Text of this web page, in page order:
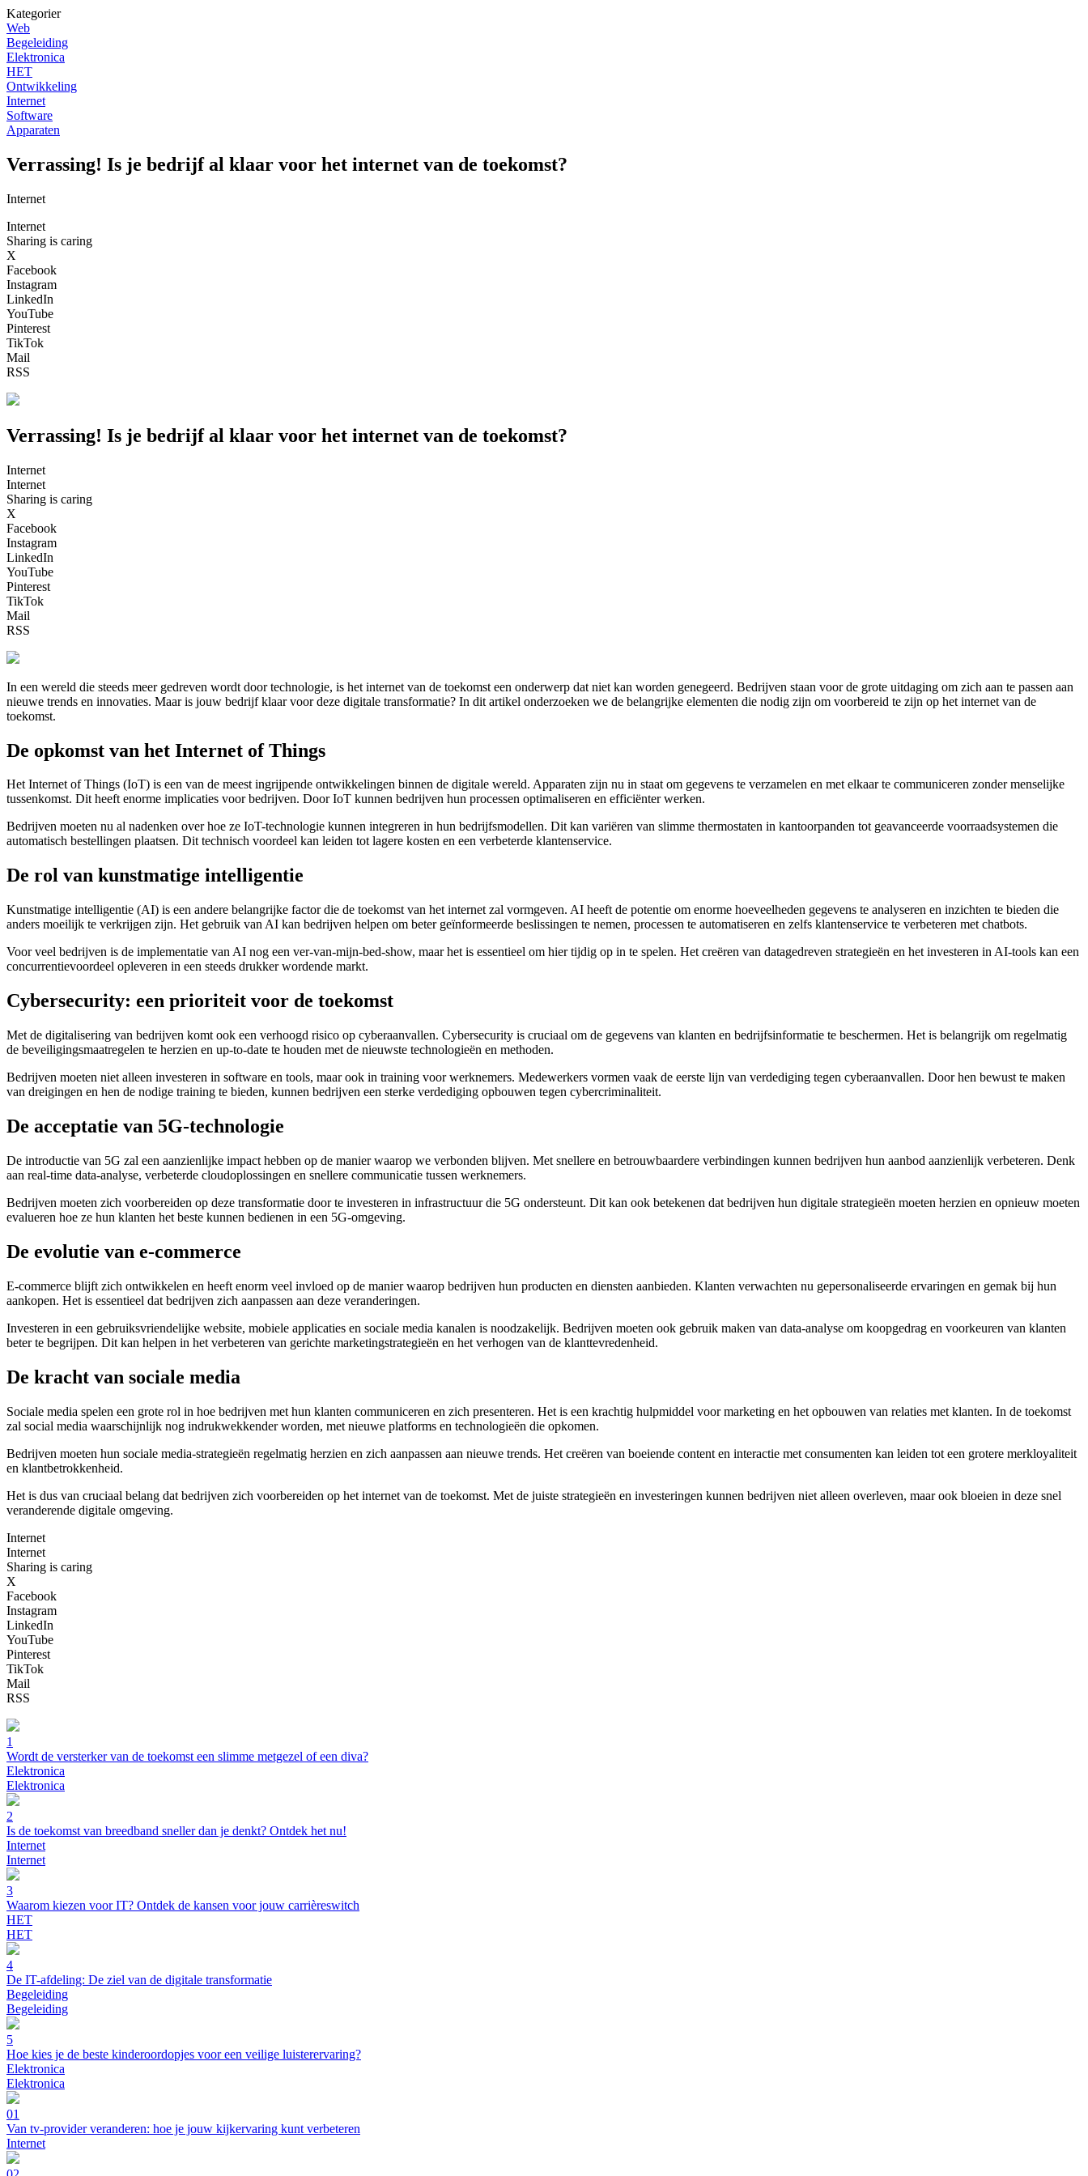
Kategorier
Web
Begeleiding
Elektronica
HET
Ontwikkeling
Internet
Software
Apparaten
Verrassing! Is je bedrijf al klaar voor het internet van de toekomst?
Internet
Internet
Sharing is caring
X
Facebook
Instagram
LinkedIn
YouTube
Pinterest
TikTok
Mail
RSS
Verrassing! Is je bedrijf al klaar voor het internet van de toekomst?
Internet
Internet
Sharing is caring
X
Facebook
Instagram
LinkedIn
YouTube
Pinterest
TikTok
Mail
RSS
In een wereld die steeds meer gedreven wordt door technologie, is het internet van de toekomst een onderwerp dat niet kan worden genegeerd. Bedrijven staan voor de grote uitdaging om zich aan te passen aan
nieuwe trends en innovaties. Maar is jouw bedrijf klaar voor deze digitale transformatie? In dit artikel onderzoeken we de belangrijke elementen die nodig zijn om voorbereid te zijn op het internet van de
toekomst.
De opkomst van het Internet of Things
Het Internet of Things (IoT) is een van de meest ingrijpende ontwikkelingen binnen de digitale wereld. Apparaten zijn nu in staat om gegevens te verzamelen en met elkaar te communiceren zonder menselijke
tussenkomst. Dit heeft enorme implicaties voor bedrijven. Door IoT kunnen bedrijven hun processen optimaliseren en efficiënter werken.
Bedrijven moeten nu al nadenken over hoe ze IoT-technologie kunnen integreren in hun bedrijfsmodellen. Dit kan variëren van slimme thermostaten in kantoorpanden tot geavanceerde voorraadsystemen die
automatisch bestellingen plaatsen. Dit technisch voordeel kan leiden tot lagere kosten en een verbeterde klantenservice.
De rol van kunstmatige intelligentie
Kunstmatige intelligentie (AI) is een andere belangrijke factor die de toekomst van het internet zal vormgeven. AI heeft de potentie om enorme hoeveelheden gegevens te analyseren en inzichten te bieden die
anders moeilijk te verkrijgen zijn. Het gebruik van AI kan bedrijven helpen om beter geïnformeerde beslissingen te nemen, processen te automatiseren en zelfs klantenservice te verbeteren met chatbots.
Voor veel bedrijven is de implementatie van AI nog een ver-van-mijn-bed-show, maar het is essentieel om hier tijdig op in te spelen. Het creëren van datagedreven strategieën en het investeren in AI-tools kan een
concurrentievoordeel opleveren in een steeds drukker wordende markt.
Cybersecurity: een prioriteit voor de toekomst
Met de digitalisering van bedrijven komt ook een verhoogd risico op cyberaanvallen. Cybersecurity is cruciaal om de gegevens van klanten en bedrijfsinformatie te beschermen. Het is belangrijk om regelmatig
de beveiligingsmaatregelen te herzien en up-to-date te houden met de nieuwste technologieën en methoden.
Bedrijven moeten niet alleen investeren in software en tools, maar ook in training voor werknemers. Medewerkers vormen vaak de eerste lijn van verdediging tegen cyberaanvallen. Door hen bewust te maken
van dreigingen en hen de nodige training te bieden, kunnen bedrijven een sterke verdediging opbouwen tegen cybercriminaliteit.
De acceptatie van 5G-technologie
De introductie van 5G zal een aanzienlijke impact hebben op de manier waarop we verbonden blijven. Met snellere en betrouwbaardere verbindingen kunnen bedrijven hun aanbod aanzienlijk verbeteren. Denk
aan real-time data-analyse, verbeterde cloudoplossingen en snellere communicatie tussen werknemers.
Bedrijven moeten zich voorbereiden op deze transformatie door te investeren in infrastructuur die 5G ondersteunt. Dit kan ook betekenen dat bedrijven hun digitale strategieën moeten herzien en opnieuw moeten
evalueren hoe ze hun klanten het beste kunnen bedienen in een 5G-omgeving.
De evolutie van e-commerce
E-commerce blijft zich ontwikkelen en heeft enorm veel invloed op de manier waarop bedrijven hun producten en diensten aanbieden. Klanten verwachten nu gepersonaliseerde ervaringen en gemak bij hun
aankopen. Het is essentieel dat bedrijven zich aanpassen aan deze veranderingen.
Investeren in een gebruiksvriendelijke website, mobiele applicaties en sociale media kanalen is noodzakelijk. Bedrijven moeten ook gebruik maken van data-analyse om koopgedrag en voorkeuren van klanten
beter te begrijpen. Dit kan helpen in het verbeteren van gerichte marketingstrategieën en het verhogen van de klanttevredenheid.
De kracht van sociale media
Sociale media spelen een grote rol in hoe bedrijven met hun klanten communiceren en zich presenteren. Het is een krachtig hulpmiddel voor marketing en het opbouwen van relaties met klanten. In de toekomst
zal social media waarschijnlijk nog indrukwekkender worden, met nieuwe platforms en technologieën die opkomen.
Bedrijven moeten hun sociale media-strategieën regelmatig herzien en zich aanpassen aan nieuwe trends. Het creëren van boeiende content en interactie met consumenten kan leiden tot een grotere merkloyaliteit
en klantbetrokkenheid.
Het is dus van cruciaal belang dat bedrijven zich voorbereiden op het internet van de toekomst. Met de juiste strategieën en investeringen kunnen bedrijven niet alleen overleven, maar ook bloeien in deze snel
veranderende digitale omgeving.
Internet
Internet
Sharing is caring
X
Facebook
Instagram
LinkedIn
YouTube
Pinterest
TikTok
Mail
RSS
1
Wordt de versterker van de toekomst een slimme metgezel of een diva?
Elektronica
Elektronica
2
Is de toekomst van breedband sneller dan je denkt? Ontdek het nu!
Internet
Internet
3
Waarom kiezen voor IT? Ontdek de kansen voor jouw carrièreswitch
HET
HET
4
De IT-afdeling: De ziel van de digitale transformatie
Begeleiding
Begeleiding
5
Hoe kies je de beste kinderoordopjes voor een veilige luisterervaring?
Elektronica
Elektronica
01
Van tv-provider veranderen: hoe je jouw kijkervaring kunt verbeteren
Internet